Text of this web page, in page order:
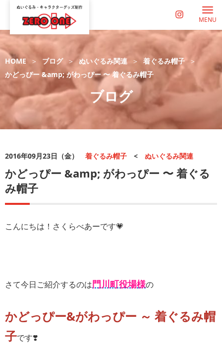
MENU
HOME ブログ ぬいぐるみ関連
着ぐるみ帽子
かどっぴー &amp; がわっぴー 〜 着ぐるみ帽子
ブログ
2016年09月23日（金） 着ぐるみ帽子 < ぬいぐるみ関連
かどっぴー &amp; がわっぴー 〜 着ぐる
み帽子
こんにちは！さくらべあーです💗
さて今日ご紹介するのは門川町役場様の
かどっぴー&がわっぴー ～ 着ぐるみ帽
子です❣️